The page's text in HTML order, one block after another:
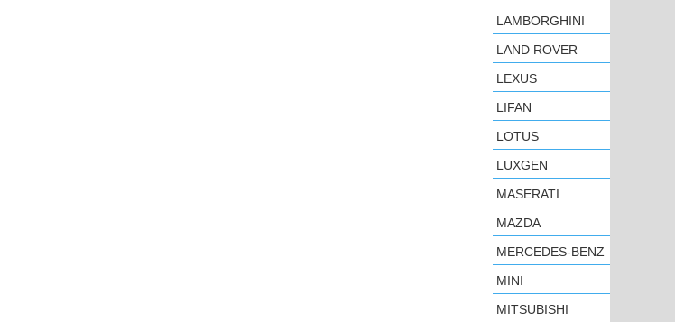
LAMBORGHINI
LAND ROVER
LEXUS
LIFAN
LOTUS
LUXGEN
MASERATI
MAZDA
MERCEDES-BENZ
MINI
MITSUBISHI